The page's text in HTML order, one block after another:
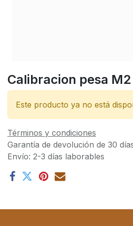
Calibracion pesa M2
Este producto ya no está
Términos y condiciones
Garantía de devolución de 30
Envío: 2-3 días laborables